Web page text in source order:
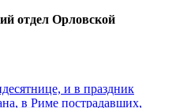
отдел Орловской